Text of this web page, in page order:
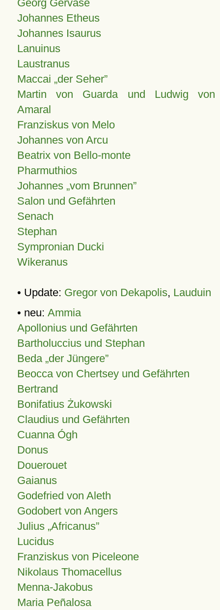
Georg Gervase
Johannes Etheus
Johannes Isaurus
Lanuinus
Laustranus
Maccai „der Seher”
Martin von Guarda und Ludwig von
Amaral
Franziskus von Melo
Johannes von Arcu
Beatrix von Bello-monte
Pharmuthios
Johannes vom Brunnen
Salon und Gefährten
Senach
Stephan
Sympronian Ducki
Wikeranus
• Update: Gregor von Dekapolis, Lauduin
• neu: Ammia
Apollonius und Gefährten
Bartholuccius und Stephan
Beda „der Jüngere”
Beocca von Chertsey und Gefährten
Bertrand
Bonifatius Żukowski
Claudius und Gefährten
Cuanna Ógh
Donus
Douerouet
Gaianus
Godefried von Aleth
Godobert von Angers
Julius Africanus
Lucidus
Franziskus von Piceleone
Nikolaus Thomacellus
Menna-Jakobus
Maria Peñalosa